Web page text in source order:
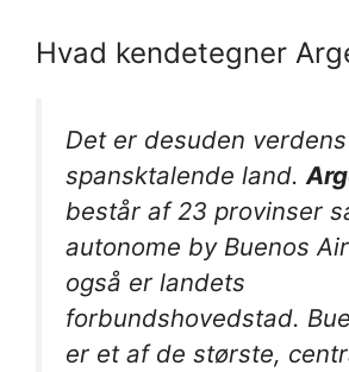
Hvad kendetegner
Det er desuden
spansktalende land.
består af 23 provinser
autonome by Buenos
også er landets
forbundshovedstad.
er et af de største,